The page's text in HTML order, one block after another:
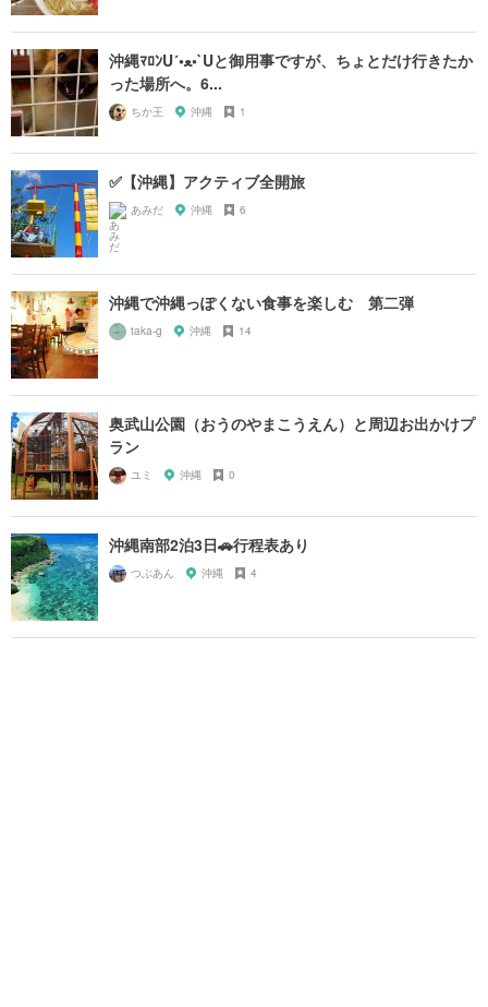
沖縄ﾏﾛﾝU´•ﻌ•`Uと御用事ですが、ちょとだけ行きたか
った場所へ。6...
ちか王 沖縄 1
✅【沖縄】アクティブ全開旅
あみだ 沖縄 6
沖縄で沖縄っぽくない食事を楽しむ 第二弾
taka-g 沖縄 14
奥武山公園（おうのやまこうえん）と周辺お出かけプ
ラン
ユミ 沖縄 0
沖縄南部2泊3日🚗行程表あり
つぶあん 沖縄 4